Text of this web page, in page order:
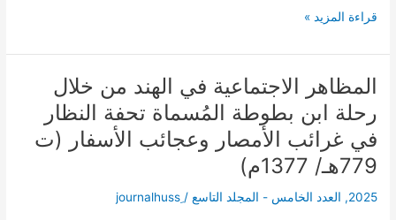
الملابس
قراءة المزيد »
المظاهر الاجتماعية في الهند من خلال
رحلة ابن بطوطة المُسماة تحفة النظار
في غرائب الأمصار وعجائب الأسفار (ت
779هـ/ 1377م)
2025
, العدد الخامس - المجلد التاسع /
ِjournalhuss
المظاهر
الاجتماعية
في
الهند
من
خلال
رحلة